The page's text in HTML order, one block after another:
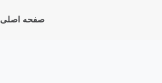
صفحه اصلی